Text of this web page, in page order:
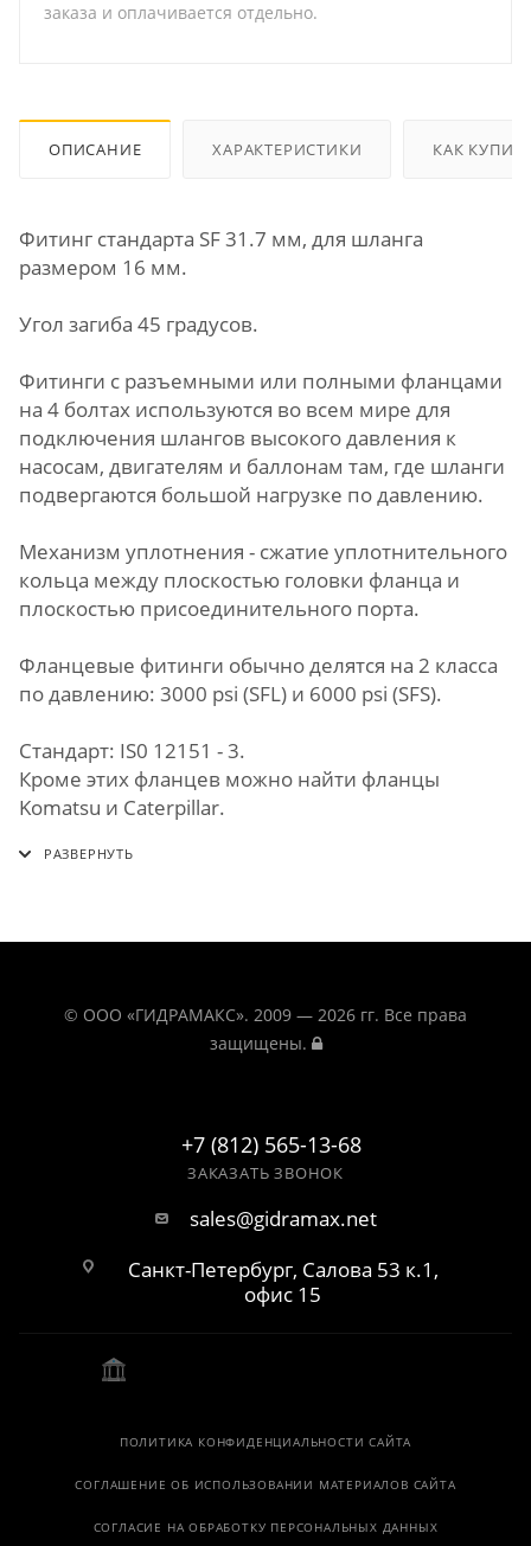
заказа и оплачивается отдельно.
ОПИСАНИЕ ХАРАКТЕРИСТИКИ КАК
Фитинг стандарта SF 31.7 мм, для шланга
размером 16 мм.
Угол загиба 45 градусов.
Фитинги с разъемными или полными фланцами
на 4 болтах используются во всем мире для
подключения шлангов высокого давления к
насосам, двигателям и баллонам там, где шланги
подвергаются большой нагрузке по давлению.
Механизм уплотнения - сжатие уплотнительного
кольца между плоскостью головки фланца и
плоскостью присоединительного порта.
Фланцевые фитинги обычно делятся на 2 класса
по давлению: 3000 psi (SFL) и 6000 psi (SFS).
Стандарт: IS0 12151 - 3.
Кроме этих фланцев можно найти фланцы
Komatsu и Caterpillar.
© ООО «ГИДРАМАКС». 2009 — 2026 гг. Все права
защищены.
+7 (812) 565-13-68
ЗАКАЗАТЬ ЗВОНОК
sales@gidramax.net
Санкт-Петербург, Салова 53 к.1,
офис 15
ПОЛИТИКА КОНФИДЕНЦИАЛЬНОСТИ САЙТА
СОГЛАШЕНИЕ ОБ ИСПОЛЬЗОВАНИИ МАТЕРИАЛОВ САЙТА
СОГЛАСИЕ НА ОБРАБОТКУ ПЕРСОНАЛЬНЫХ ДАННЫХ